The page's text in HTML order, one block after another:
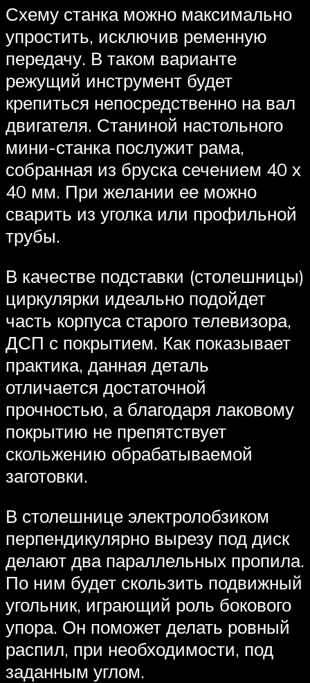
Схему станка можно максимально
упростить, исключив ременную
передачу. В таком варианте
режущий инструмент будет
крепиться непосредственно на вал
двигателя. Станиной настольного
мини-станка послужит рама,
собранная из бруска сечением 40 х
40 мм. При желании ее можно
сварить из уголка или профильной
трубы.
В качестве подставки (столешницы)
циркулярки идеально подойдет
часть корпуса старого телевизора,
ДСП с покрытием. Как показывает
практика, данная деталь
отличается достаточной
прочностью, а благодаря лаковому
покрытию не препятствует
скольжению обрабатываемой
заготовки.
В столешнице электролобзиком
перпендикулярно вырезу под диск
делают два параллельных пропила.
По ним будет скользить подвижный
угольник, играющий роль бокового
упора. Он поможет делать ровный
распил, при необходимости, под
заданным углом.